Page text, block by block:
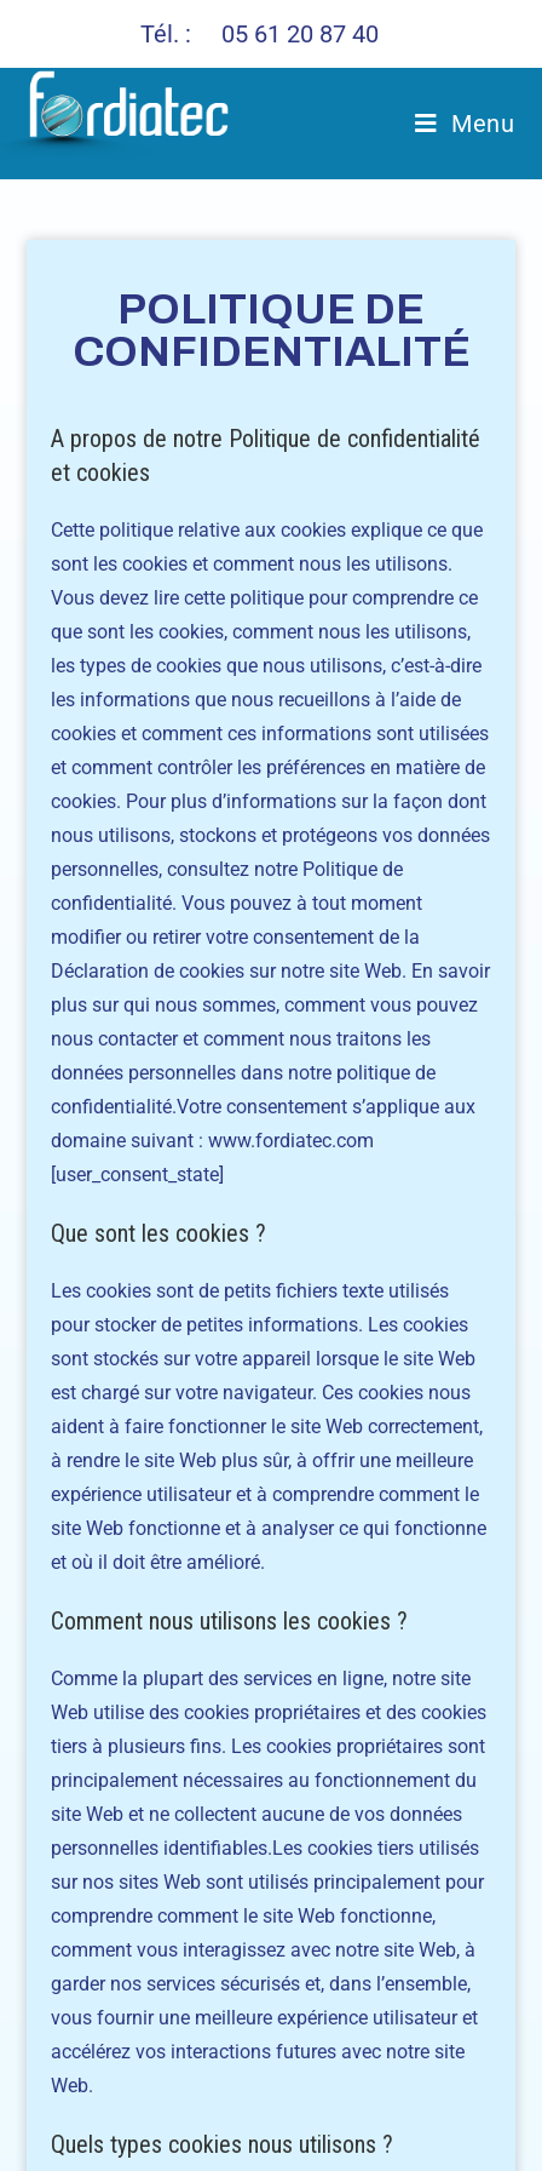
Tél. : 05 61 20 87 40
Menu
POLITIQUE DE
CONFIDENTIALITÉ
A propos de notre Politique de confidentialité
et cookies
Cette politique relative aux cookies explique ce que
sont les cookies et comment nous les utilisons.
Vous devez lire cette politique pour comprendre ce
que sont les cookies, comment nous les utilisons,
les types de cookies que nous utilisons, c’est-à-dire
les informations que nous recueillons à l’aide de
cookies et comment ces informations sont utilisées
et comment contrôler les préférences en matière de
cookies. Pour plus d’informations sur la façon dont
nous utilisons, stockons et protégeons vos données
personnelles, consultez notre Politique de
confidentialité. Vous pouvez à tout moment
modifier ou retirer votre consentement de la
Déclaration de cookies sur notre site Web. En savoir
plus sur qui nous sommes, comment vous pouvez
nous contacter et comment nous traitons les
données personnelles dans notre politique de
confidentialité.Votre consentement s’applique aux
domaine suivant : www.fordiatec.com
[user_consent_state]
Que sont les cookies ?
Les cookies sont de petits fichiers texte utilisés
pour stocker de petites informations. Les cookies
sont stockés sur votre appareil lorsque le site Web
est chargé sur votre navigateur. Ces cookies nous
aident à faire fonctionner le site Web correctement,
à rendre le site Web plus sûr, à offrir une meilleure
expérience utilisateur et à comprendre comment le
site Web fonctionne et à analyser ce qui fonctionne
et où il doit être amélioré.
Comment nous utilisons les cookies ?
Comme la plupart des services en ligne, notre site
Web utilise des cookies propriétaires et des cookies
tiers à plusieurs fins. Les cookies propriétaires sont
principalement nécessaires au fonctionnement du
site Web et ne collectent aucune de vos données
personnelles identifiables.Les cookies tiers utilisés
sur nos sites Web sont utilisés principalement pour
comprendre comment le site Web fonctionne,
comment vous interagissez avec notre site Web, à
garder nos services sécurisés et, dans l’ensemble,
vous fournir une meilleure expérience utilisateur et
accélérez vos interactions futures avec notre site
Web.
Quels types cookies nous utilisons ?